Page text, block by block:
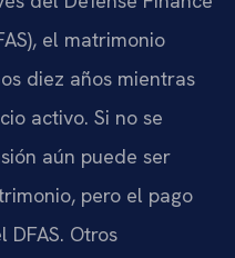
el matrimonio
diez años mientras
activo. Si no se
aún puede ser
pero el pago
Otros